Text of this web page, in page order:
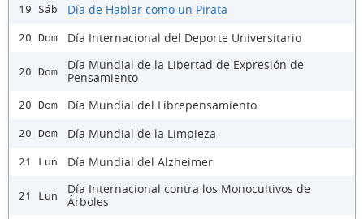
19 Sáb Día de Hablar como un Pirata
20 Dom Día Internacional del Deporte Universitario
20 Dom
Día Mundial de la Libertad de Expresión de
Pensamiento
20 Dom Día Mundial del Librepensamiento
20 Dom Día Mundial de la Limpieza
21 Lun Día Mundial del Alzheimer
21 Lun
Día Internacional contra los Monocultivos de
Árboles